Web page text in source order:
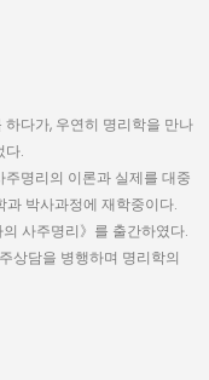
다가, 우연히 명리학을 만나
다.
주명리의 이론과 실제를 대중
과 박사과정에 재학중이다.
사주명리》를 출간하였다.
상담을 병행하며 명리학의